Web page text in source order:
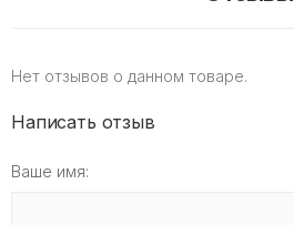
Нет отзывов о данном товаре.
Написать отзыв
Ваше имя: